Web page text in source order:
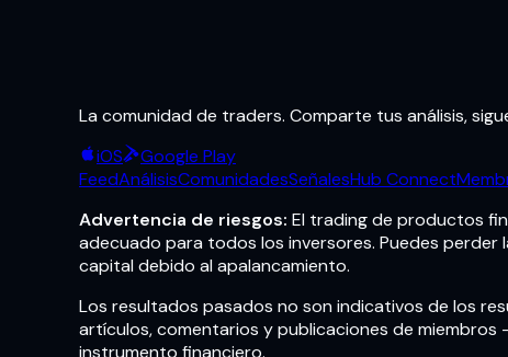
La comunidad de traders. Comparte tus análisis,
iOS
Google Play
FeedAnálisisComunidadesSeñalesHub Connect
Advertencia de riesgos: El trading de productos
adecuado para todos los inversores. Puedes
capital debido al apalancamiento.
Los resultados pasados no son indicativos de los
artículos, comentarios y publicaciones de
instrumento financiero.